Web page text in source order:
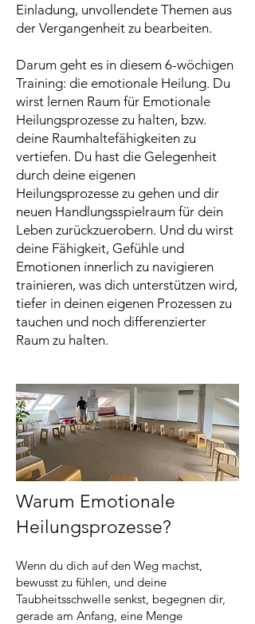
Einladung, unvollendete Themen aus
der Vergangenheit zu bearbeiten.
Darum geht es in diesem 6-wöchigen
Training: die emotionale Heilung. Du
wirst lernen Raum für Emotionale
Heilungsprozesse zu halten, bzw.
deine Raumhaltefähigkeiten zu
vertiefen. Du hast die Gelegenheit
durch deine eigenen
Heilungsprozesse zu gehen und dir
neuen Handlungsspielraum für dein
Leben zurückzuerobern. Und du wirst
deine Fähigkeit, Gefühle und
Emotionen innerlich zu navigieren
trainieren, was dich unterstützen wird,
tiefer in deinen eigenen Prozessen zu
tauchen und noch differenzierter
Raum zu halten.
Warum Emotionale
Heilungsprozesse?
Wenn du dich auf den Weg machst,
bewusst zu fühlen, und deine
Taubheitsschwelle senkst, begegnen dir,
gerade am Anfang, eine Menge